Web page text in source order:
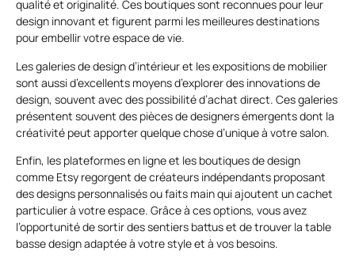
qualité et originalité. Ces boutiques sont reconnues pour leur
design innovant et figurent parmi les meilleures destinations
pour embellir votre espace de vie.
Les galeries de design d’intérieur et les expositions de mobilier
sont aussi d’excellents moyens d’explorer des innovations de
design, souvent avec des possibilité d’achat direct. Ces galeries
présentent souvent des pièces de designers émergents dont la
créativité peut apporter quelque chose d’unique à votre salon.
Enfin, les plateformes en ligne et les boutiques de design
comme Etsy regorgent de créateurs indépendants proposant
des designs personnalisés ou faits main qui ajoutent un cachet
particulier à votre espace. Grâce à ces options, vous avez
l’opportunité de sortir des sentiers battus et de trouver la table
basse design adaptée à votre style et à vos besoins.